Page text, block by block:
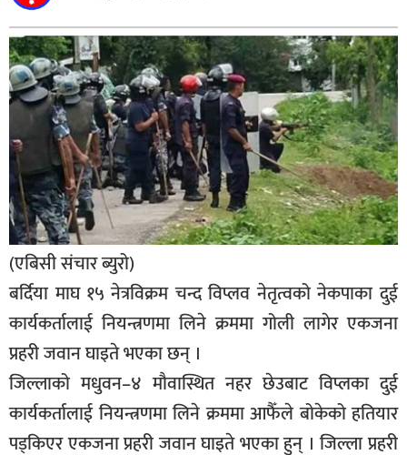
बिशेष
भिडियो
पत्रपत्रिका
खेलकुद
बिश्व
अचम्म
दुनिया
बिचार
कुराकानी
जीवनशैली
साहित्य
सूचना-
(एबिसी संचार ब्युरो)
बर्दिया माघ १५ नेत्रविक्रम चन्द विप्लव नेतृत्वको नेकपाका दुई
कार्यकर्तालाई नियन्त्रणमा लिने क्रममा गोली लागेर एकजना
प्रहरी जवान घाइते भएका छन् ।
जिल्लाको मधुवन–४ मौवास्थित नहर छेउबाट विप्लका दुई
कार्यकर्तालाई नियन्त्रणमा लिने क्रममा आफैँले बोकेको हतियार
पड्किएर एकजना प्रहरी जवान घाइते भएका हुन् । जिल्ला प्रहरी